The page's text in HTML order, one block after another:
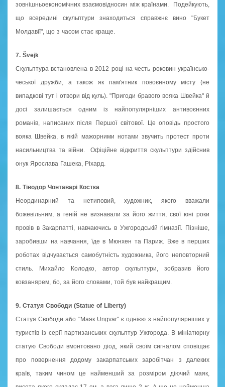
зовнішньоекономічних взаємовідносин між країнами. Подейкують,
що всередині скульптури знаходиться справжнє вино "Букет
Молдавії", що з часом стає краще.
7. Švejk
Скульптура встановлена в 2012 році на честь роковин українсько-
чеської дружби, а також як пам'ятник повоєнному місту (не
випадкові тут і отвори від куль). "Пригоди бравого вояка Швейка" й
досі залишається одним із найпопулярніших антивоєнних
романів, написаних після Першої світової. Це оповідь простого
вояка Швейка, в якій мажорними нотами звучить протест проти
насильництва та війни. Офіційне відкриття скульптури здійснив
онук Ярослава Гашека, Ріхард.
8. Тіводор Чонтаварі Костка
Неординарний та нетиповий, художник, якого вважали
божевільним, а геній не визнавали за його життя, свої юні роки
провів в Закарпатті, навчаючись в Ужгородській гімназії. Пізніше,
заробивши на навчання, їде в Мюнхен та Париж. Вже в перших
роботах відчувається самобутність художника, його неповторний
стиль. Михайло Колодко, автор скульптури, зобразив його
ковзанярем, бо, за його словами, той був найкращим.
9. Статуя Свободи (Statue of Liberty)
Статуя Свободи або "Маяк Ungvar" є однією з найпопулярніших у
туристів із серії партизанських скульптур Ужгорода. В мініатюрну
статую Свободи вмонтовано діод, який своїм сигналом сповіщає
про повернення додому закарпатських заробітчан з далеких
країв, таким чином це найменший за розміром діючий маяк,